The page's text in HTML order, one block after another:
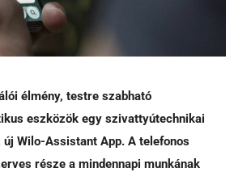
élmény, testre szabható
eszközök egy szivattyútechnikai
Wilo-Assistant App. A telefonos
része a mindennapi munkának